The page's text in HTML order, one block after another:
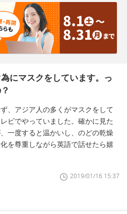
にマスクをしています。っ
、アジア人の多くがマスクをして
ビでやっていました。確かに見た
一度すると温かいし、のどの乾燥
を尊重しながら英語で話せたら嬉
2019/01/16 15:37